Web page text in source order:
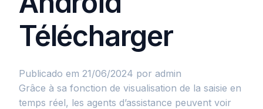
Télécharger
Publicado em 21/06/2024 por admin
Grâce à sa fonction de visualisation de la saisie en
temps réel, les agents d’assistance peuvent voir